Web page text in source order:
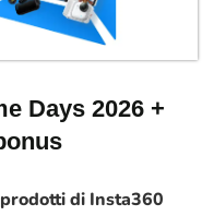
Days 2026 +
di Insta360